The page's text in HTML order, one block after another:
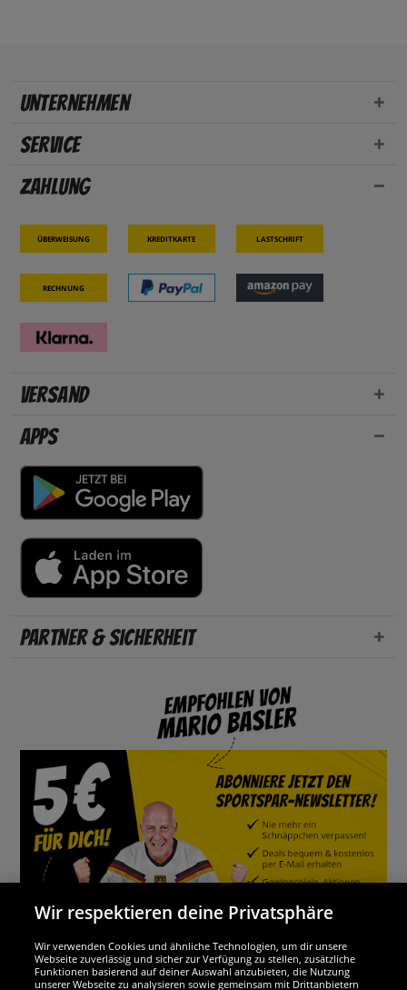
Unternehmen
Service
Zahlung
Überweisung Kreditkarte Lastschrift
Rechnung
Versand
Apps
Partner & Sicherheit
Wir sind ausgezeichnet
Wir respektieren deine Privatsphäre
Wir verwenden Cookies und ähnliche Technologien, um dir unsere
Webseite zuverlässig und sicher zur Verfügung zu stellen, zusätzliche
Funktionen basierend auf deiner Auswahl anzubieten, die Nutzung
unserer Webseite zu analysieren sowie gemeinsam mit Drittanbietern